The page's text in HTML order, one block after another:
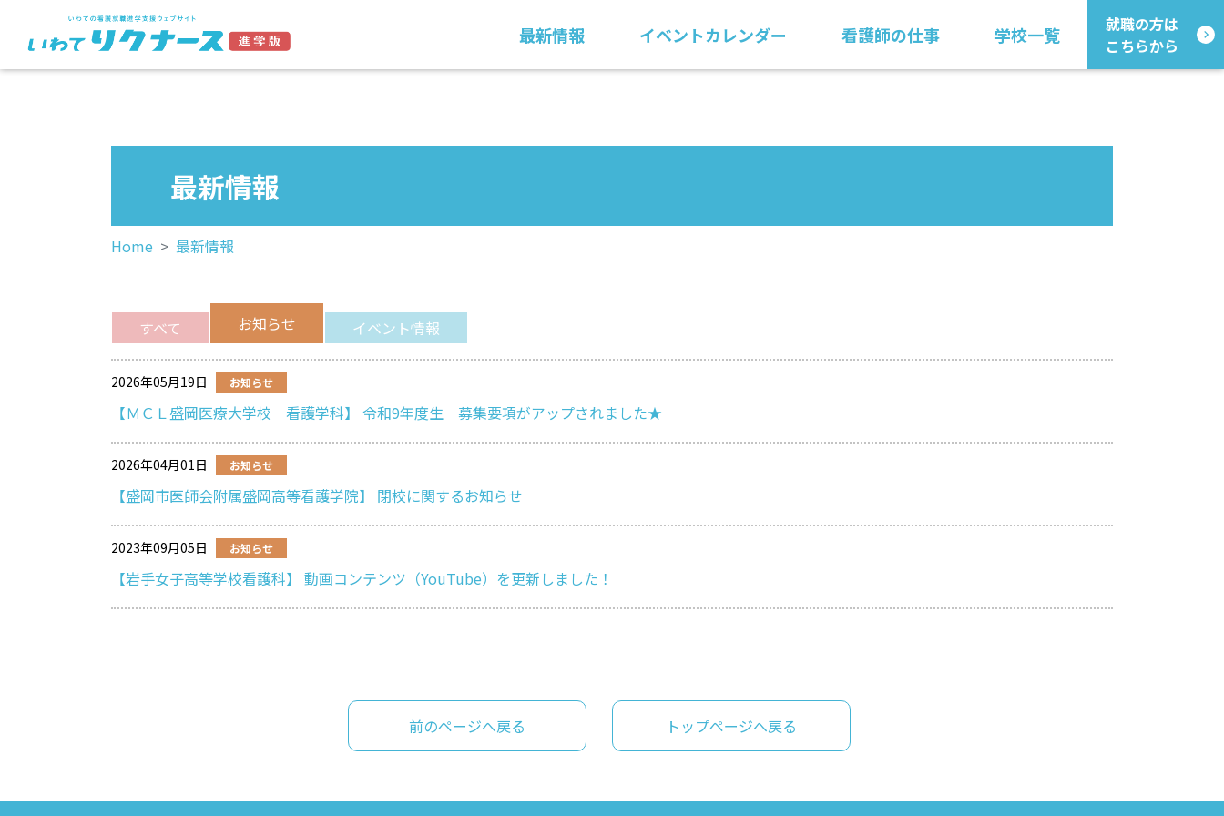
最新情報 イベントカレンダー 看護師の仕事 学校一覧
就職の方は
こちらから
最新情報
Home 最新情報
すべて お知らせ イベント情報
2026年05月19日 お知らせ
【ＭＣＬ盛岡医療大学校 看護学科】 令和9年度生 募集要項がアップされました★
2026年04月01日 お知らせ
【盛岡市医師会附属盛岡高等看護学院】 閉校に関するお知らせ
2023年09月05日 お知らせ
【岩手女子高等学校看護科】 動画コンテンツ（YouTube）を更新しました！
前のページへ戻る トップページへ戻る